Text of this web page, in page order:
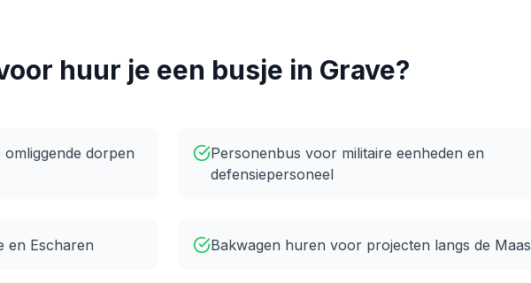
huur je een busje in Grave?
dorpen
Personenbus voor militaire eenheden en
defensiepersoneel
en Escharen Bakwagen huren voor projecten langs de Maas